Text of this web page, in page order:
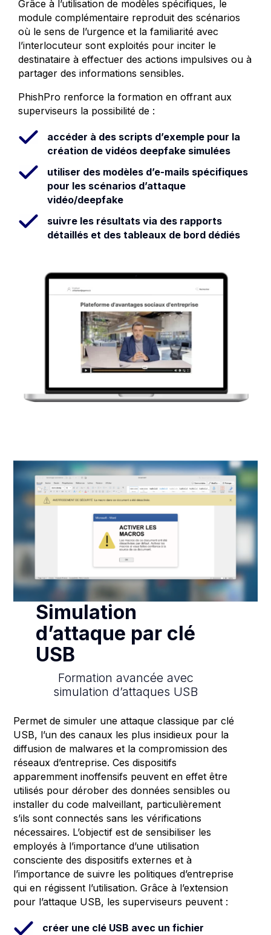
Grâce à l’utilisation de modèles spécifiques, le
module complémentaire reproduit des scénarios
où le sens de l’urgence et la familiarité avec
l’interlocuteur sont exploités pour inciter le
destinataire à effectuer des actions impulsives ou à
partager des informations sensibles.
PhishPro renforce la formation en offrant aux
superviseurs la possibilité de :
accéder à des scripts d’exemple pour la
création de vidéos deepfake simulées
utiliser des modèles d’e-mails spécifiques
pour les scénarios d’attaque
vidéo/deepfake
suivre les résultats via des rapports
détaillés et des tableaux de bord dédiés
Simulation
d’attaque par clé
USB
Formation avancée avec
simulation d’attaques USB
Permet de simuler une attaque classique par clé
USB, l’un des canaux les plus insidieux pour la
diffusion de malwares et la compromission des
réseaux d’entreprise. Ces dispositifs
apparemment inoffensifs peuvent en effet être
utilisés pour dérober des données sensibles ou
installer du code malveillant, particulièrement
s’ils sont connectés sans les vérifications
nécessaires. L’objectif est de sensibiliser les
employés à l’importance d’une utilisation
consciente des dispositifs externes et à
l’importance de suivre les politiques d’entreprise
qui en régissent l’utilisation. Grâce à l’extension
pour l’attaque USB, les superviseurs peuvent :
créer une clé USB avec un fichier